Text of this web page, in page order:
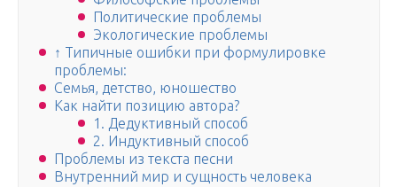
Политические проблемы
Экологические проблемы
↑ Типичные ошибки при формулировке
проблемы:
Семья, детство, юношество
Как найти позицию автора?
1. Дедуктивный способ
2. Индуктивный способ
Проблемы из текста песни
Внутренний мир и сущность человека